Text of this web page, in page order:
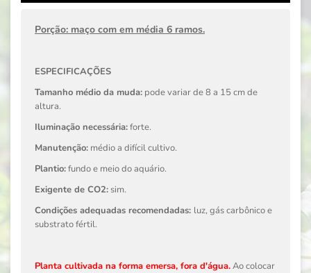
Porção: maço com em média 6 ramos.
ESPECIFICAÇÕES
Tamanho médio da muda: pode variar de 8 a 15 cm de
altura.
Iluminação necessária:forte.
Manutenção: médio a difícil cultivo.
Plantio:fundo e meio do aquário.
Exigente de CO2: sim.
Condições adequadas recomendadas: luz, gás carbônico e
substrato fértil.
Planta cultivada na forma emersa, fora d'água.Ao colocar